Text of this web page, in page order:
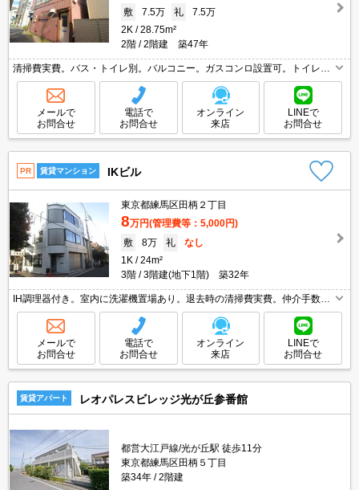
敷
7.5万 礼
7.5万
2K
28.75m²
2階
2階建 築47年
清掃費実費。バス・トイレ別。バルコニー。ガスコンロ設置可。トイレ1
ヶ所あり。フローリング。シャワー付き。シューズボックス付き。都市ガ
ス使用。眺望良好。閑静な住宅街。
メールで
お問合せ
電話で
お問合せ
オンライン
来店
LINEで
お問合せ
PR 賃貸マンション IKビル
東京都練馬区田柄２丁目
8万円(管理費等：5,000円)
敷
8万 礼
なし
1K
24m²
3階
3階建(地下1階) 築32年
IH調理器付き。室内に洗濯機置場あり。退去時の清掃費実費。仲介手数料
家賃の0.55ヵ月分。3路線2駅利用可能で都心へのアクセス良好。まいばす
けっとへ89m。日当たり良好！心地よい室内環境！。
メールで
お問合せ
電話で
お問合せ
オンライン
来店
LINEで
お問合せ
賃貸アパート レオパレスビレッジ光が丘参番館
都営大江戸線/光が丘駅 徒歩11分
東京都練馬区田柄５丁目
築34年
2階建